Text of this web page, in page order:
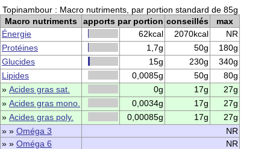
Topinambour : Macro nutriments, par portion standard de 85g
Macro nutriments
apports par portion conseillés
max
Énergie
62kcal 2070kcal
NR
Protéines
1,7g 50g
180g
Glucides
15g 230g
340g
Lipides
0,0085g 50g
80g
» Acides gras sat. 0g 17g
27g
» Acides gras mono. 0,0034g 17g
27g
» Acides gras poly. 0,00085g 17g
27g
» » Oméga 3
NR
» » Oméga 6
NR